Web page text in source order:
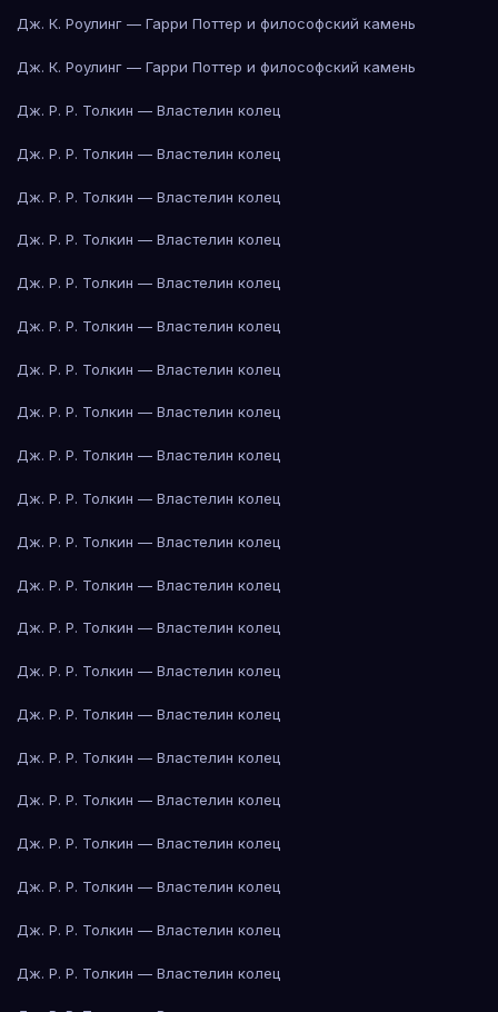
Дж. К. Роулинг — Гарри Поттер и философский камень
Дж. К. Роулинг — Гарри Поттер и философский камень
Дж. Р. Р. Толкин — Властелин колец
Дж. Р. Р. Толкин — Властелин колец
Дж. Р. Р. Толкин — Властелин колец
Дж. Р. Р. Толкин — Властелин колец
Дж. Р. Р. Толкин — Властелин колец
Дж. Р. Р. Толкин — Властелин колец
Дж. Р. Р. Толкин — Властелин колец
Дж. Р. Р. Толкин — Властелин колец
Дж. Р. Р. Толкин — Властелин колец
Дж. Р. Р. Толкин — Властелин колец
Дж. Р. Р. Толкин — Властелин колец
Дж. Р. Р. Толкин — Властелин колец
Дж. Р. Р. Толкин — Властелин колец
Дж. Р. Р. Толкин — Властелин колец
Дж. Р. Р. Толкин — Властелин колец
Дж. Р. Р. Толкин — Властелин колец
Дж. Р. Р. Толкин — Властелин колец
Дж. Р. Р. Толкин — Властелин колец
Дж. Р. Р. Толкин — Властелин колец
Дж. Р. Р. Толкин — Властелин колец
Дж. Р. Р. Толкин — Властелин колец